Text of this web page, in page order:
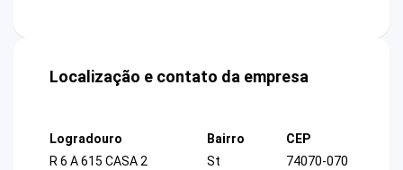
Localização e contato da empresa
Logradouro
R 6 A 615 CASA 2
Bairro
St
CEP
74070-070